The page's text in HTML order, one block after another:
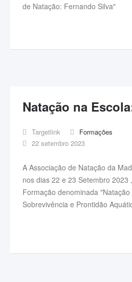
de Natação: Fernando Silva"
Targetlink
Formações
22 setembro 2023
A Associação de Natação da
nos dias 22 e 23 Setembro 2023
Formação denominada "Natação
Sobrevivência e Prontidão